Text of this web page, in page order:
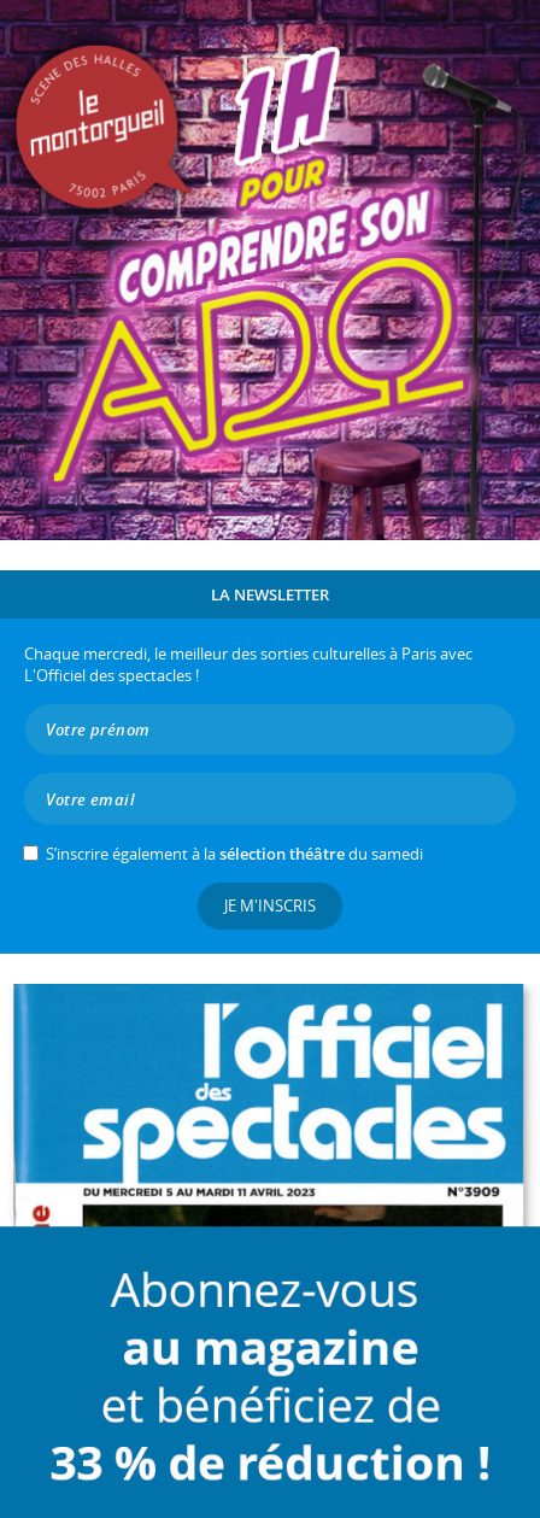
LA NEWSLETTER
Chaque mercredi, le meilleur des sorties culturelles à Paris avec
L'Officiel des spectacles !
S’inscrire également à lasélection théâtredu samedi
JE M'INSCRIS